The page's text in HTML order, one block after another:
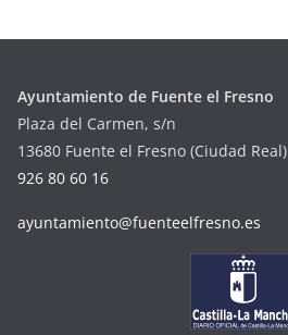
Ayuntamiento de Fuente el Fresno
Plaza del Carmen, s/n
13680 Fuente el Fresno (Ciudad Real)
926 80 60 16
ayuntamiento@fuenteelfresno.es